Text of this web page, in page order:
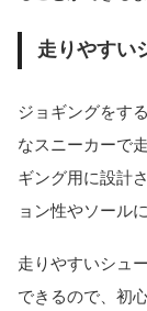
走りやすい
ジョギングをす
なスニーカーで
ギング用に設計
ョン性やソール
走りやすいシュ
できるので、初